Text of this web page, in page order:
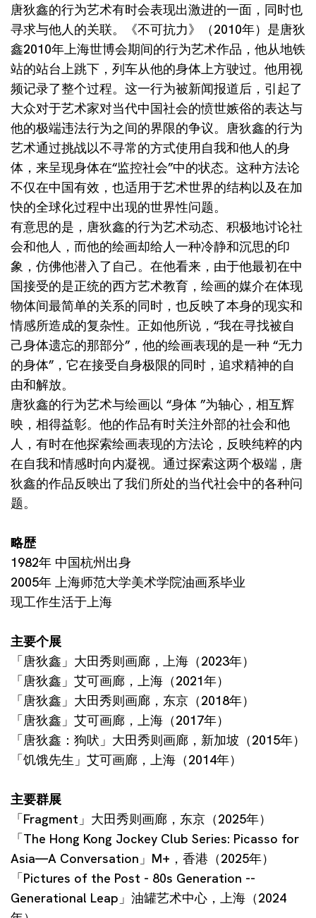
唐狄鑫的行为艺术有时会表现出激进的一面，同时也
寻求与他人的关联。《不可抗力》（2010年）是唐狄
鑫2010年上海世博会期间的行为艺术作品，他从地铁
站的站台上跳下，列车从他的身体上方驶过。他用视
频记录了整个过程。这一行为被新闻报道后，引起了
大众对于艺术家对当代中国社会的愤世嫉俗的表达与
他的极端违法行为之间的界限的争议。唐狄鑫的行为
艺术通过挑战以不寻常的方式使用自我和他人的身
体，来呈现身体在“监控社会”中的状态。这种方法论
不仅在中国有效，也适用于艺术世界的结构以及在加
快的全球化过程中出现的世界性问题。
有意思的是，唐狄鑫的行为艺术动态、积极地讨论社
会和他人，而他的绘画却给人一种冷静和沉思的印
象，仿佛他潜入了自己。在他看来，由于他最初在中
国接受的是正统的西方艺术教育，绘画的媒介在体现
物体间最简单的关系的同时，也反映了本身的现实和
情感所造成的复杂性。正如他所说，“我在寻找被自
己身体遗忘的那部分”，他的绘画表现的是一种 “无力
的身体”，它在接受自身极限的同时，追求精神的自
由和解放。
唐狄鑫的行为艺术与绘画以 “身体 ”为轴心，相互辉
映，相得益彰。他的作品有时关注外部的社会和他
人，有时在他探索绘画表现的方法论，反映纯粹的内
在自我和情感时向内凝视。通过探索这两个极端，唐
狄鑫的作品反映出了我们所处的当代社会中的各种问
题。
略歴
1982年 中国杭州出身
2005年 上海师范大学美术学院油画系毕业
现工作生活于上海
主要个展
「唐狄鑫」大田秀则画廊，上海（2023年）
「唐狄鑫」艾可画廊，上海（2021年）
「唐狄鑫」大田秀则画廊，东京（2018年）
「唐狄鑫」艾可画廊，上海（2017年）
「唐狄鑫：狗吠」大田秀则画廊，新加坡（2015年）
「饥饿先生」艾可画廊，上海（2014年）
主要群展
「Fragment」大田秀则画廊，东京（2025年）
「The Hong Kong Jockey Club Series: Picasso for
Asia—A Conversation」M+，香港（2025年）
「Pictures of the Post - 80s Generation --
Generational Leap」油罐艺术中心，上海（2024